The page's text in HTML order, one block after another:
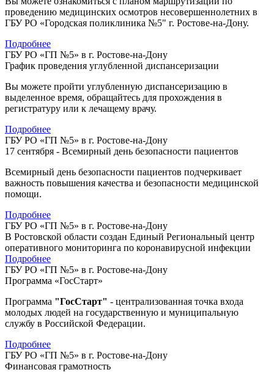
проведению медицинских осмотров несовершеннолетних в
ГБУ РО «Городская поликлиника №5" г. Ростове-на-Дону.
Подробнее
ГБУ РО «ГП №5» в г. Ростове-на-Дону
График проведения углубленной диспансеризации
Вы можете пройти углубленную диспансеризацию в
выделенное время, обращайтесь для прохождения в
регистратуру или к лечащему врачу.
Подробнее
ГБУ РО «ГП №5» в г. Ростове-на-Дону
17 сентября - Всемирный день безопасности пациентов
Всемирный день безопасности пациентов подчеркивает
важность повышения качества и безопасности медицинской
помощи.
Подробнее
ГБУ РО «ГП №5» в г. Ростове-на-Дону
В Ростовской области создан Единый Региональный центр
оперативного мониторинга по коронавирусной инфекции
Подробнее
ГБУ РО «ГП №5» в г. Ростове-на-Дону
Программа «ГосСтарт»
Программа "ГосСтарт" - централизованная точка входа
молодых людей на государственную и муниципальную
службу в Российской Федерации.
Подробнее
ГБУ РО «ГП №5» в г. Ростове-на-Дону
Финансовая грамотность